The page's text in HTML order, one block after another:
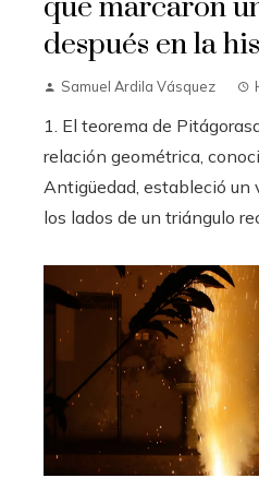
que marcaron
después en la
Samuel Ardila Vásquez
1. El teorema de
relación geométrica,
Antigüedad, estableció un
los lados de un triángulo